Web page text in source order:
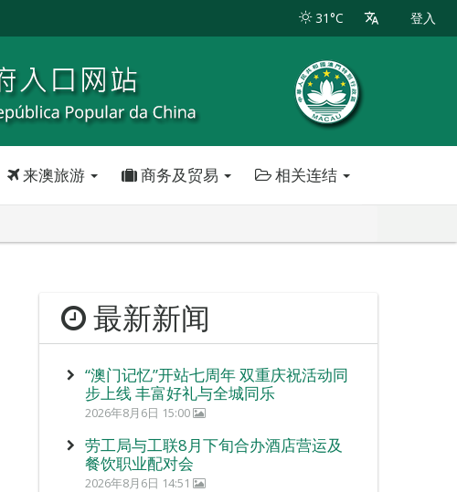
31°C 登入
来澳旅游 商务及贸易 相关连结
最新新闻
“澳门记忆”开站七周年 双重庆祝活动同
步上线 丰富好礼与全城同乐
2026年8月6日 15:00
劳工局与工联8月下旬合办酒店营运及
餐饮职业配对会
2026年8月6日 14:51